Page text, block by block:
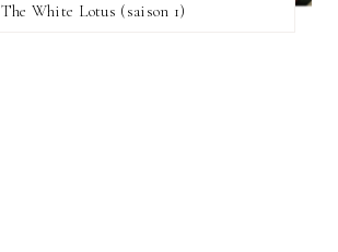
The White Lotus (saison 1)